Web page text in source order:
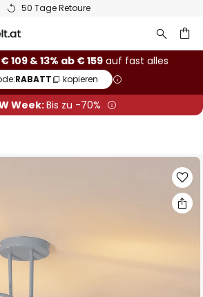
50 Tage Retoure
109 & 13% ab € 159auf fast alles
RABATT kopieren
Week:Bis zu -70%